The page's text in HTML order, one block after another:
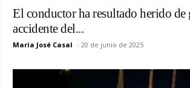
El conductor ha resultado herido de
accidente del...
María José Casal - 20 de junio de 2025